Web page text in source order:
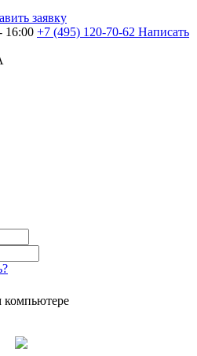
заявку
16:00 +7 (495) 120-70-62 Написать
компьютере